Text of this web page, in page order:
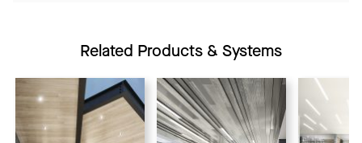
Related Products & Systems